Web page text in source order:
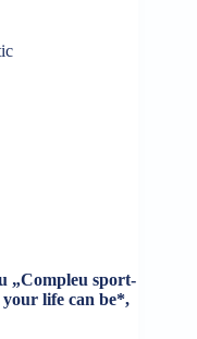
„Compleu sport-
life can be*,